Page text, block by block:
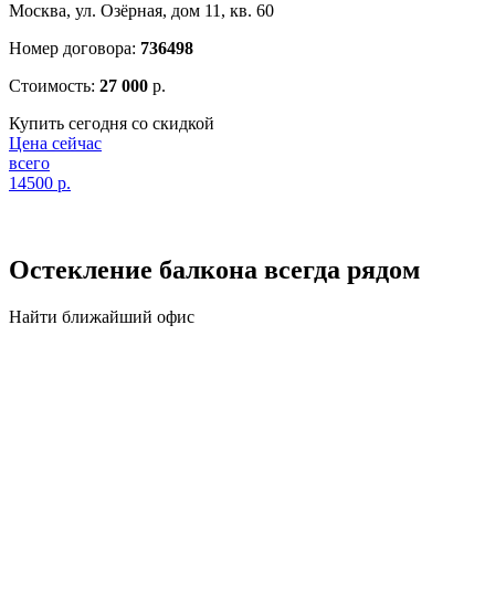
Москва, ул. Озёрная, дом 11, кв. 60
Номер договора: 736498
Стоимость: 27 000 р.
Купить сегодня со скидкой
Цена сейчас
всего
14500 р.
Остекление балкона всегда рядом
Найти ближайший офис